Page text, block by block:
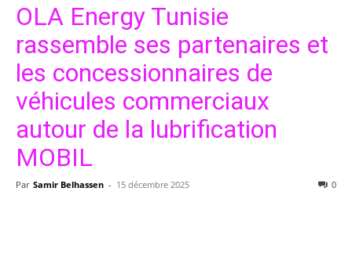
OLA Energy Tunisie
rassemble ses partenaires et
les concessionnaires de
véhicules commerciaux
autour de la lubrification
MOBIL
Par Samir Belhassen - 15 décembre 2025 0